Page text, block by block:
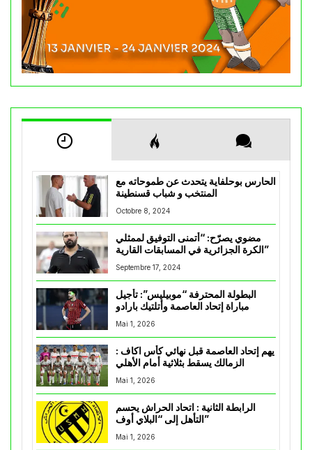
الحارس بوحلفاية يتحدث عن طموحاته مع
المنتخب و شباب قسنطينة
Octobre 8, 2024
مضوي يصرّح: “أتمنى التوفيق لممثلي
الكرة الجزائرية في المسابقات القارية”
Septembre 17, 2024
البطولة المحترفة “موبيليس”: تأجيل
مباراة إتحاد العاصمة وأتلتيك بارادو
Mai 1, 2026
يهم إتحاد العاصمة قبل نهائي كأس اكاف :
Mai 1, 2026
الرابطة الثانية : اتحاد الحراش يحسم
التأهل إلى “البلاي أوف”
Mai 1, 2026